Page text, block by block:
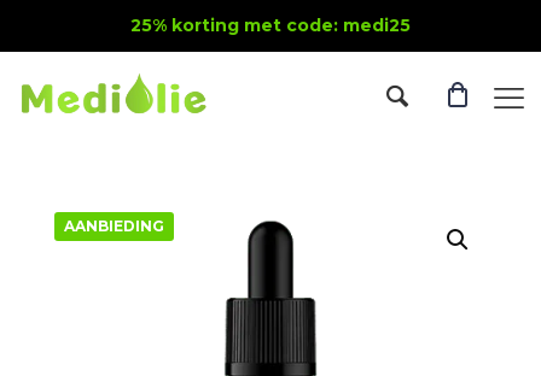
25% korting met code: medi25
AANBIEDING